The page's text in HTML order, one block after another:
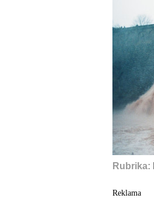
Rubrika:
Reklama